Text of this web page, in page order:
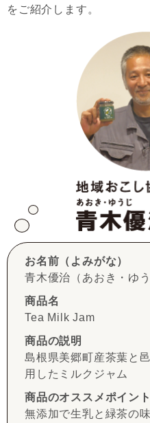
をご紹介します。
お名前（よみがな）
青木優治（あおき・ゆう
商品名
Tea Milk Jam
商品の説明
島根県美郷町産茶葉と
用したミルクジャム
商品のオススメポイント
無添加で生乳と緑茶の